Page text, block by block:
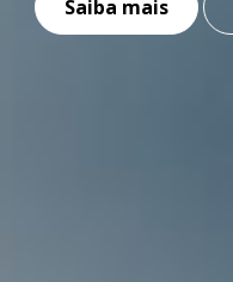
Saiba mais